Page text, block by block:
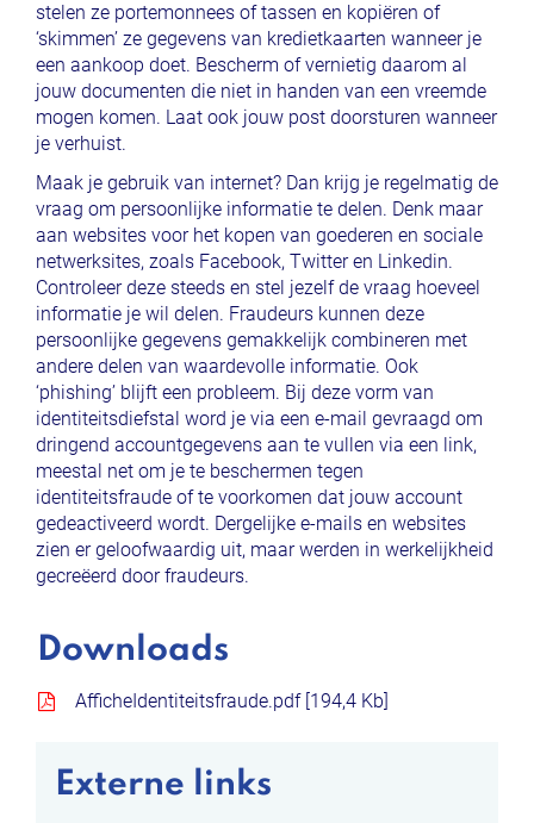
stelen ze portemonnees of tassen en kopiëren of
‘skimmen’ ze gegevens van kredietkaarten wanneer je
een aankoop doet. Bescherm of vernietig daarom al
jouw documenten die niet in handen van een vreemde
mogen komen. Laat ook jouw post doorsturen wanneer
je verhuist.
Maak je gebruik van internet? Dan krijg je regelmatig de
vraag om persoonlijke informatie te delen. Denk maar
aan websites voor het kopen van goederen en sociale
netwerksites, zoals Facebook, Twitter en Linkedin.
Controleer deze steeds en stel jezelf de vraag hoeveel
informatie je wil delen. Fraudeurs kunnen deze
persoonlijke gegevens gemakkelijk combineren met
andere delen van waardevolle informatie. Ook
‘phishing’ blijft een probleem. Bij deze vorm van
identiteitsdiefstal word je via een e-mail gevraagd om
dringend accountgegevens aan te vullen via een link,
meestal net om je te beschermen tegen
identiteitsfraude of te voorkomen dat jouw account
gedeactiveerd wordt. Dergelijke e-mails en websites
zien er geloofwaardig uit, maar werden in werkelijkheid
gecreëerd door fraudeurs.
Downloads
AfficheIdentiteitsfraude.pdf 194,4 Kb
Externe links